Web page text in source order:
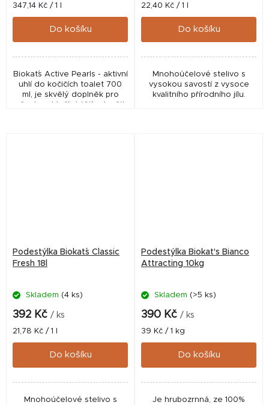
Měrná
cena:
347,14 Kč / 1 l
Do košíku
Biokat´s Active Pearls - aktivní
uhlí do kočičích toalet 700
ml, je skvělý doplněk pro
všechny, kteří chtějí vylepšit
Měrná
cena:
22,40 Kč / 1 l
Do košíku
Mnohoúčelové stelivo s
vysokou savostí z vysoce
kvalitního přírodního jílu.
Podestýlka Biokat´s Classic
Fresh 18l
Skladem (4 ks)
392 Kč / ks
Měrná
cena:
21,78 Kč / 1 l
Do košíku
Mnohoúčelové stelivo s
Podestýlka Biokat's Bianco
Attracting 10kg
Skladem (>5 ks)
390 Kč / ks
Měrná
cena:
39 Kč / 1 kg
Do košíku
Je hrubozrnná, ze 100%